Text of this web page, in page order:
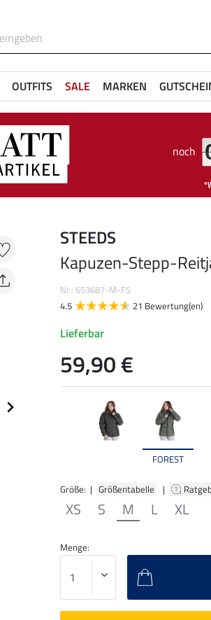
OUTFITS SALE MARKEN
noch
FOREST
Größe: | Größentabelle |
XS S M L XL
STEEDS
Kapuzen-Stepp-
Nr.: 653687-M-FS
4.5
21 Bewertung(en)
Lieferbar
59,90 €
Menge: